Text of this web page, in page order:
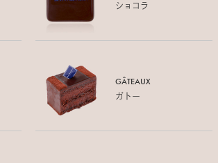
ショコラ
GÂTEAUX
ガトー